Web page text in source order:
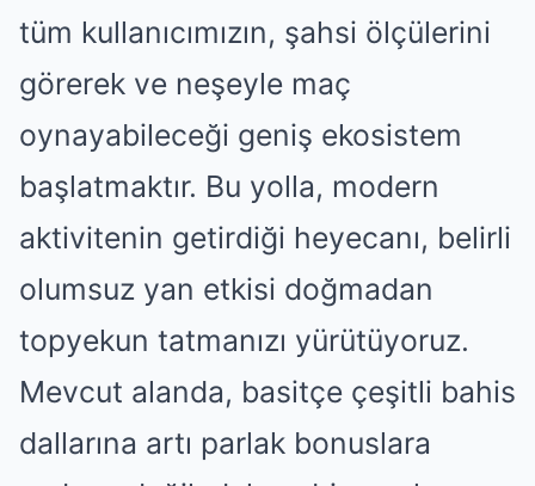
tüm kullanıcımızın, şahsi ölçülerini
görerek ve neşeyle maç
oynayabileceği geniş ekosistem
başlatmaktır. Bu yolla, modern
aktivitenin getirdiği heyecanı, belirli
olumsuz yan etkisi doğmadan
topyekun tatmanızı yürütüyoruz.
Mevcut alanda, basitçe çeşitli bahis
dallarına artı parlak bonuslara